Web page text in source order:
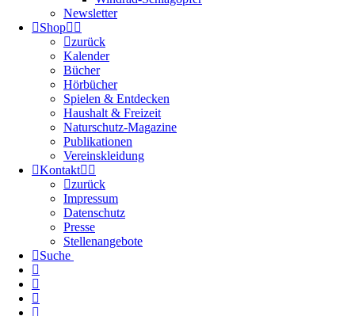
Newsletter
Shop
zurück
Kalender
Bücher
Hörbücher
Spielen & Entdecken
Haushalt & Freizeit
Naturschutz-Magazine
Publikationen
Vereinskleidung
Kontakt
zurück
Impressum
Datenschutz
Presse
Stellenangebote
Suche